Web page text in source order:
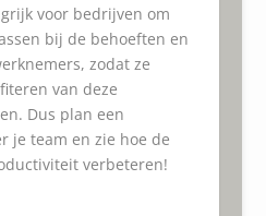
voor bedrijven om
bij de behoeften en
zodat ze
van deze
Dus plan een
je team en zie hoe de
verbeteren!